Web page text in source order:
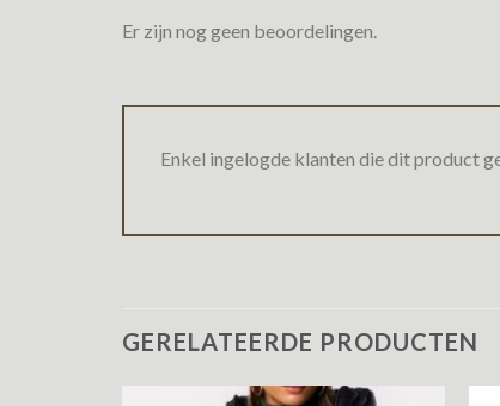
Er zijn nog geen beoordelingen.
Enkel ingelogde klanten die dit product
GERELATEERDE PRODUCTEN